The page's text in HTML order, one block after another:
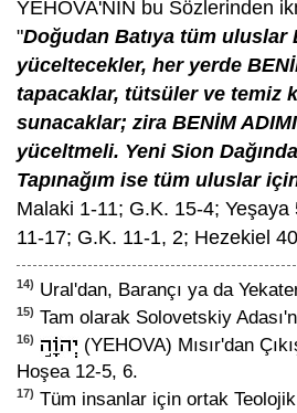
YEHOVA'NIN bu Sözlerinden
"Doğudan Batıya tüm uluslar
yüceltecekler, her yerde
tapacaklar, tütsüler ve temiz
sunacaklar; zira BENİM ADIMI
yüceltmeli. Yeni Sion
Tapınağım ise tüm uluslar
Malaki 1-11; G.K. 15-4;
11-17; G.K. 11-1, 2; Hezekiel
14) Ural'dan, Barançı ya da
15) Tam olarak Solovetskiy
16)
(YEHOVA) Mısır'dan
Hoşea 12-5, 6.
17) Tüm insanlar için ortak